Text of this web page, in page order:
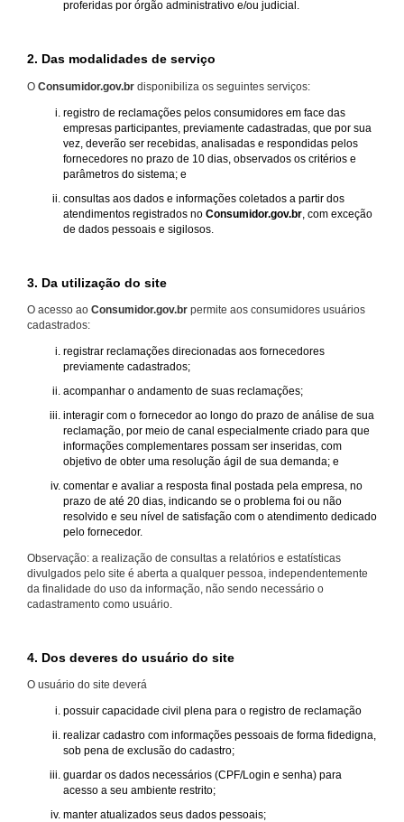
proferidas por órgão administrativo e/ou judicial.
2. Das modalidades de serviço
O Consumidor.gov.br disponibiliza os seguintes serviços:
registro de reclamações pelos consumidores em face das
empresas participantes, previamente cadastradas, que por sua
vez, deverão ser recebidas, analisadas e respondidas pelos
fornecedores no prazo de 10 dias, observados os critérios e
parâmetros do sistema; e
consultas aos dados e informações coletados a partir dos
atendimentos registrados no Consumidor.gov.br , com exceção
de dados pessoais e sigilosos.
3. Da utilização do site
O acesso ao Consumidor.gov.br permite aos consumidores usuários
cadastrados:
registrar reclamações direcionadas aos fornecedores
previamente cadastrados;
acompanhar o andamento de suas reclamações;
interagir com o fornecedor ao longo do prazo de análise de sua
reclamação, por meio de canal especialmente criado para que
informações complementares possam ser inseridas, com
objetivo de obter uma resolução ágil de sua demanda; e
comentar e avaliar a resposta final postada pela empresa, no
prazo de até 20 dias, indicando se o problema foi ou não
resolvido e seu nível de satisfação com o atendimento dedicado
pelo fornecedor.
Observação: a realização de consultas a relatórios e estatísticas
divulgados pelo site é aberta a qualquer pessoa, independentemente
da finalidade do uso da informação, não sendo necessário o
cadastramento como usuário.
4. Dos deveres do usuário do site
O usuário do site deverá
possuir capacidade civil plena para o registro de reclamação
realizar cadastro com informações pessoais de forma fidedigna,
sob pena de exclusão do cadastro;
guardar os dados necessários (CPF/Login e senha) para
acesso a seu ambiente restrito;
manter atualizados seus dados pessoais;